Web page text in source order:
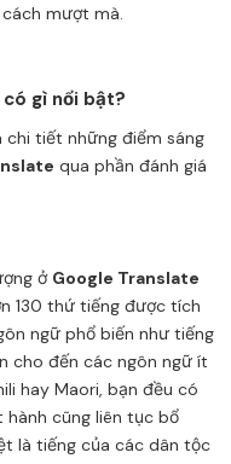
mượt mà.
gì nổi bật?
chi tiết những điểm sáng
qua phần đánh giá
ở Google Translate
130 thứ tiếng được tích
ngữ phổ biến như tiếng
cho đến các ngôn ngữ ít
hay Maori, bạn đều có
cũng liên tục bổ
là tiếng của các dân tộc